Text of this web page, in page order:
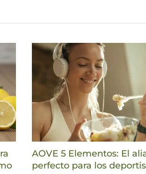
AOVE 5 Elementos: El
perfecto para los